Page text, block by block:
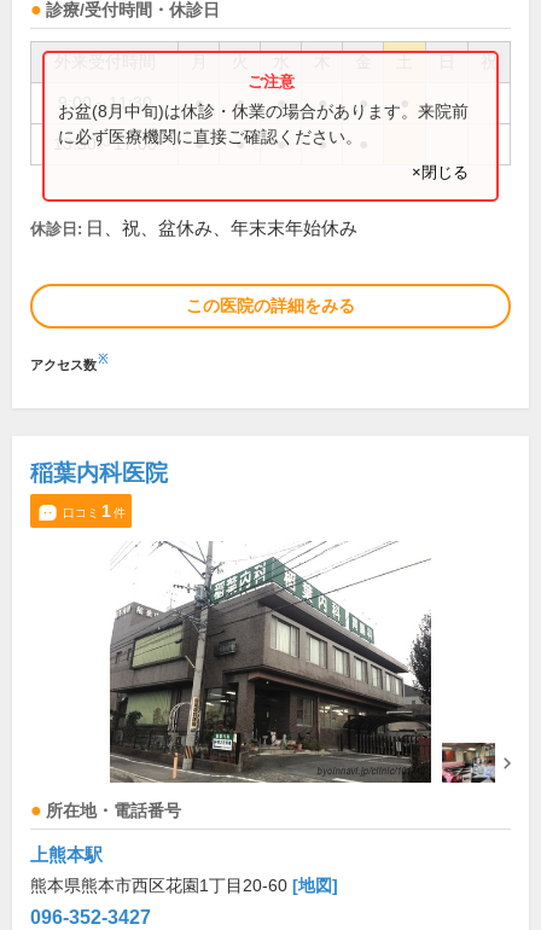
診療/受付時間・休診日
祝
9:00～11:30 ● ● ● ● ●
13:30～17:00 ● ● ● ●
お盆(8月中旬)は休診・休業の場合があります。来院前
に必ず医療機関に直接ご確認ください。
×閉じる
休診日: 日、祝、盆休み、年末末年始休み
この医院の詳細をみる
アクセス数※
稲葉内科医院
口コミ 1件
所在地・電話番号
上熊本駅
熊本県熊本市西区花園1丁目20-60 [地図]
096-352-3427